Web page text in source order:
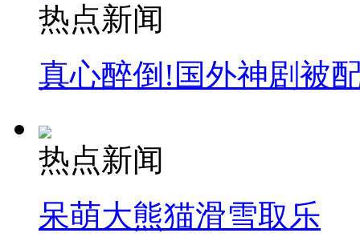
热点新闻
真心醉倒!国外神剧被
热点新闻
呆萌大熊猫滑雪取乐